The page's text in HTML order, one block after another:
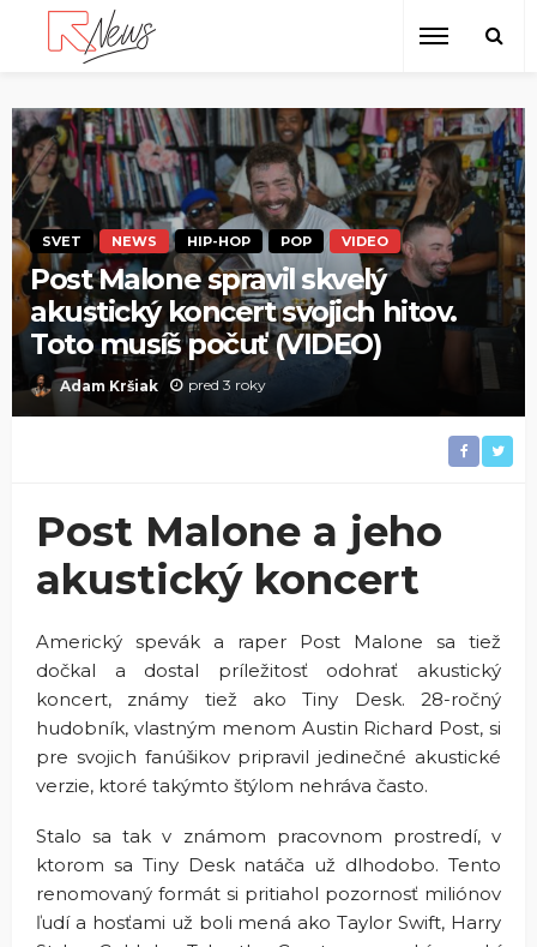
SVET NEWS HIP-HOP POP VIDEO
Post Malone spravil skvelý
akustický koncert svojich hitov.
Toto musíš počuť (VIDEO)
Adam Kršiak pred 3 roky
Post Malone a jeho
akustický koncert
Americký spevák a raper Post Malone sa tiež
dočkal a dostal príležitosť odohrať akustický
koncert, známy tiež ako Tiny Desk. 28-ročný
hudobník, vlastným menom Austin Richard Post, si
pre svojich fanúšikov pripravil jedinečné akustické
verzie, ktoré takýmto štýlom nehráva často.
Stalo sa tak v známom pracovnom prostredí, v
ktorom sa Tiny Desk natáča už dlhodobo. Tento
renomovaný formát si pritiahol pozornosť miliónov
ľudí a hosťami už boli mená ako Taylor Swift, Harry